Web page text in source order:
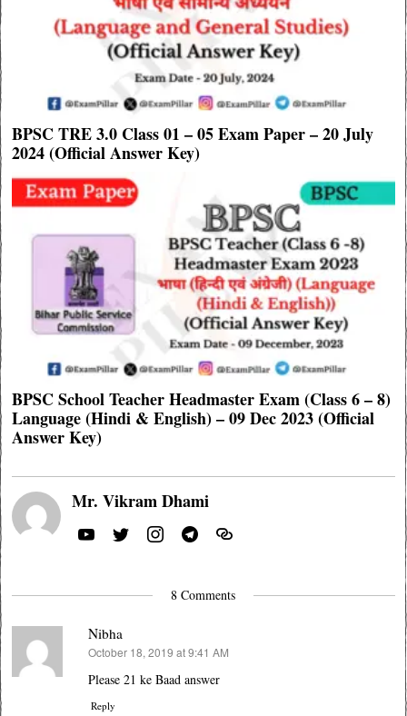
BPSC TRE 3.0 Class 01 – 05 Exam Paper – 20 July
2024 (Official Answer Key)
BPSC School Teacher Headmaster Exam (Class 6 – 8)
Language (Hindi & English) – 09 Dec 2023 (Official
Answer Key)
Mr. Vikram Dhami
8 Comments
Nibha
says:
October 18, 2019 at 9:41 AM
Please 21 ke Baad answer
Reply